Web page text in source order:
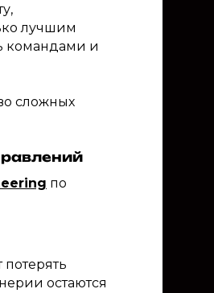
лучшим
командами и
сложных
по
остаются